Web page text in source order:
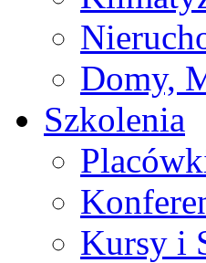
Domy,
Szkolenia
Kursy i